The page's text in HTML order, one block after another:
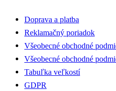
Doprava a platba
Reklamačný poriadok
Všeobecné obchodné
Všeobecné obchodné
Tabuľka veľkostí
GDPR